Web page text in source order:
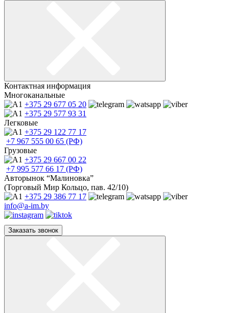
Контактная информация
Многоканальные
+375 29 677 05 20
+375 29 577 93 31
Легковые
+375 29 122 77 17
+7 967 555 00 65 (РФ)
Грузовые
+375 29 667 00 22
+7 995 577 66 17 (РФ)
Авторынок “Малиновка”
(Торговый Мир Кольцо, пав. 42/10)
+375 29 386 77 17
info@a-im.by
Заказать звонок